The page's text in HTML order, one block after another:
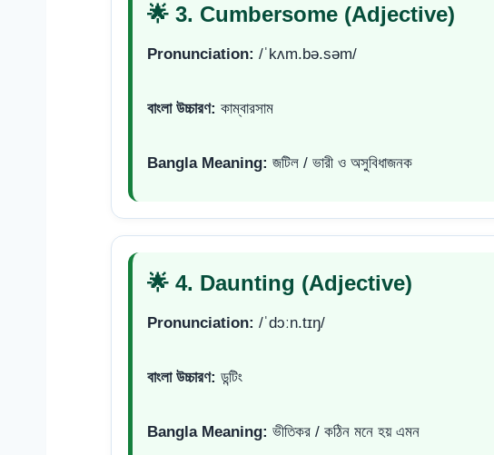
🌟 3. Cumbersome (Adjective)
Pronunciation: /ˈkʌm.bə.səm/
বাংলা উচ্চারণ: কাম্বারসাম
Bangla Meaning: জটিল / ভারী ও অসুবিধাজনক
🌟 4. Daunting (Adjective)
Pronunciation: /ˈdɔːn.tɪŋ/
বাংলা উচ্চারণ: ডন্টিং
Bangla Meaning: ভীতিকর / কঠিন মনে হয় এমন